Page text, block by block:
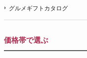
グルメギフトカタログ
価格帯で選ぶ